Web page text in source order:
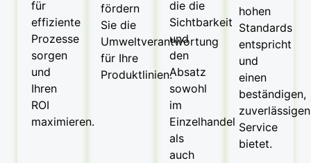
für
effiziente
Prozesse
sorgen
und
Ihren
ROI
maximieren.
fördern
Sie die
Umweltverantwortung
für Ihre
Produktlinien.
die die
Sichtbarkeit
und
den
Absatz
sowohl
im
Einzelhandel
als
auch
hohen
Standards
entspricht
und
einen
beständigen,
zuverlässigen
Service
bietet.